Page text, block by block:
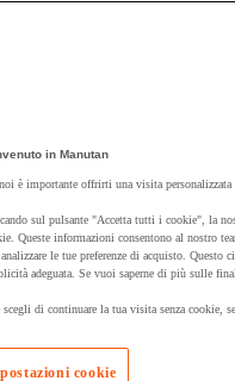
tuo carrello un prodotto:
in Manutan
è importante offrirti una visita
sul pulsante "Accetta tutti i cookie", la
Queste informazioni consentono al nostro
le tue preferenze di acquisto. Questo
adeguata. Se vuoi saperne di più sulle
scegli di continuare la tua visita senza cookie,
cookie